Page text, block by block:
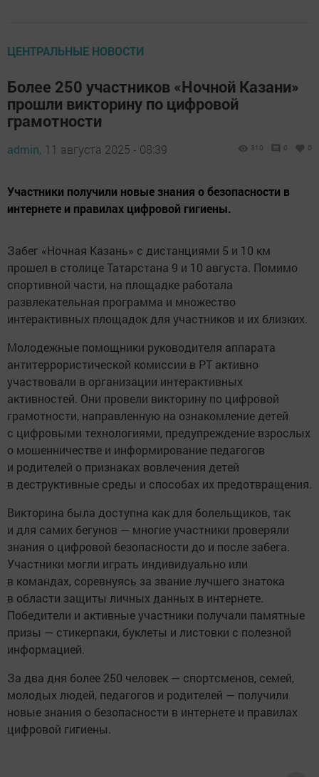
ЦЕНТРАЛЬНЫЕ НОВОСТИ
Более 250 участников «Ночной Казани»
прошли викторину по цифровой
грамотности
admin, 11 августа 2025 - 08:39 310 0 0
Участники получили новые знания о безопасности в
интернете и правилах цифровой гигиены.
Забег «Ночная Казань» с дистанциями 5 и 10 км
прошел в столице Татарстана 9 и 10 августа. Помимо
спортивной части, на площадке работала
развлекательная программа и множество
интерактивных площадок для участников и их близких.
Молодежные помощники руководителя аппарата
антитеррористической комиссии в РТ активно
участвовали в организации интерактивных
активностей. Они провели викторину по цифровой
грамотности, направленную на ознакомление детей
с цифровыми технологиями, предупреждение взрослых
о мошенничестве и информирование педагогов
и родителей о признаках вовлечения детей
в деструктивные среды и способах их предотвращения.
Викторина была доступна как для болельщиков, так
и для самих бегунов — многие участники проверяли
знания о цифровой безопасности до и после забега.
Участники могли играть индивидуально или
в командах, соревнуясь за звание лучшего знатока
в области защиты личных данных в интернете.
Победители и активные участники получали памятные
призы — стикерпаки, буклеты и листовки с полезной
информацией.
За два дня более 250 человек — спортсменов, семей,
молодых людей, педагогов и родителей — получили
новые знания о безопасности в интернете и правилах
цифровой гигиены.